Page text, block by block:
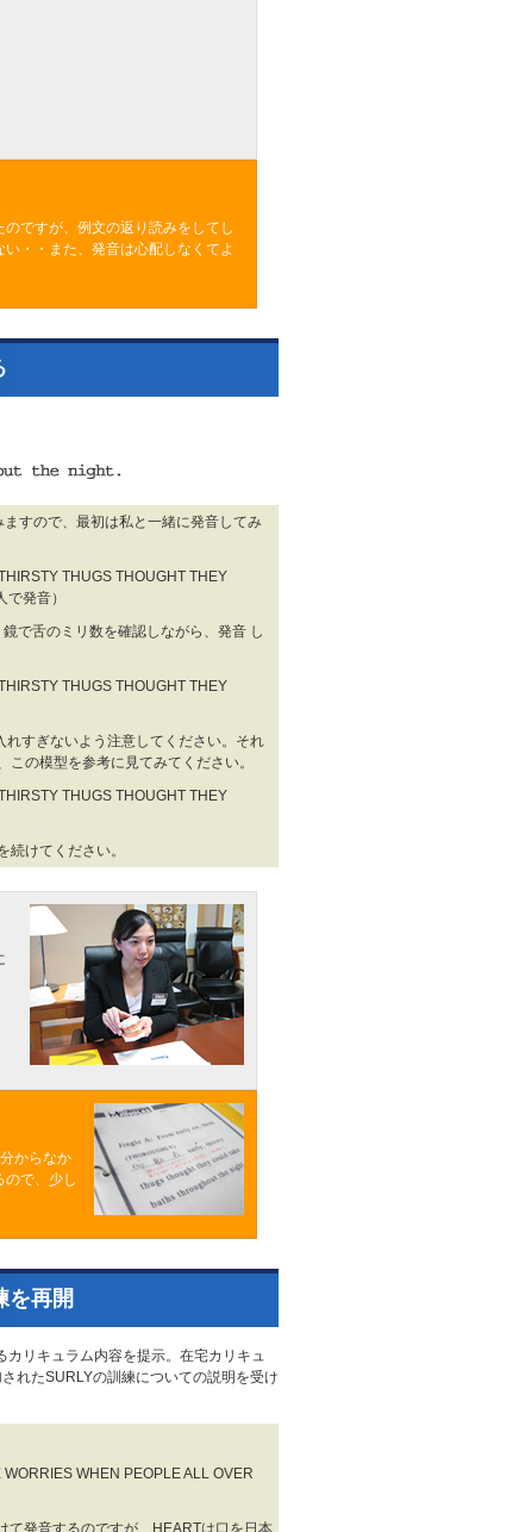
ですが、例文の返り読みをしてし
・・また、発音は心配しなくてよ
すので、最初は私と一緒に発音してみ
THUGS THOUGHT THEY
発音）
で舌のミリ数を確認しながら、発音 し
THUGS THOUGHT THEY
すぎないよう注意してください。それ
の模型を参考に見てみてください。
THUGS THOUGHT THEY
けてください。
からなか
で、少し
を再開
リキュラム内容を提示。在宅カリキュ
れたSURLYの訓練についての説明を受け
WHEN PEOPLE ALL OVER
て発音するのですが、HEARTは口を日本